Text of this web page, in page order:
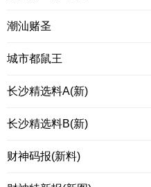
潮汕赌圣
城市都鼠王
长沙精选料A(新)
长沙精选料B(新)
财神码报(新料)